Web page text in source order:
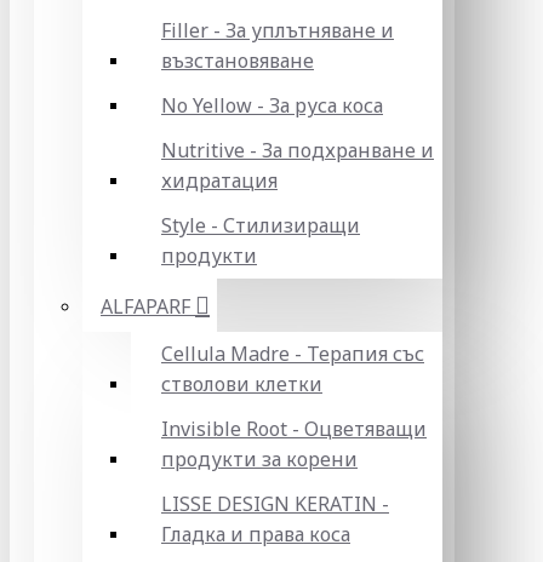
Filler - За уплътняване и
възстановяване
No Yellow - За руса коса
Nutritive - За подхранване и
хидратация
Style - Стилизиращи
продукти
ALFAPARF
Cellula Madre - Терапия със
стволови клетки
Invisible Root - Оцветяващи
продукти за корени
LISSE DESIGN KERATIN -
Гладка и права коса